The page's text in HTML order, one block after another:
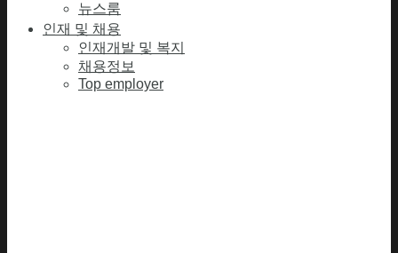
뉴스룸
인재 및 채용
인재개발 및 복지
채용정보
Top employer